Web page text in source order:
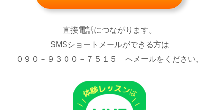
直接電話につながります。
SMSショートメールができる方は
０９０－９３００－７５１５ へメールをください。